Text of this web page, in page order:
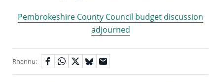
Pembrokeshire County Council budget discussion
adjourned
Rhannu: